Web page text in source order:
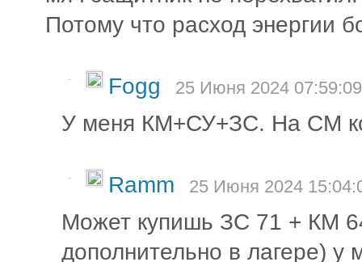
Потому что расход энергии
- Fogg 25 Июня 2024 07:59:09
У меня КМ+СУ+ЗС. На CM
- Ramm 25 Июня 2024
Может купишь ЗС 71 + КМ
дополнительно в лагере)